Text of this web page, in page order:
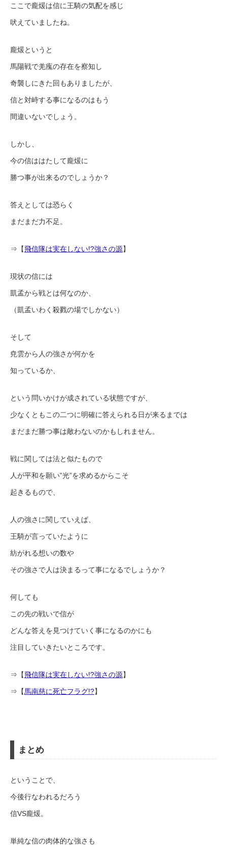
ここで龐煖は信に王騎の気配を感じ
吠えていましたね。
龐煖というと
馬陽戦で羌瘣の存在を察知し
奇襲しにきた回もありましたが、
信と対峙する事になるのはもう
間違いないでしょう。
しかし、
今の信ははたして龐煖に
勝つ事が出来るのでしょうか？
答えとしては恐らく
まだまだ力不足。
⇒【飛信隊は実在しない!?強さの源】
現状の信には
凱孟から戦とは何なのか、
（凱孟いわく殺戮の場でしかない）
そして
尭雲から人の強さが何かを
知っているか、
という問いかけが成されている状態ですが、
少なくともこの二つに明確に答えられる日が来るまでは
まだまだ勝つ事は敵わないのかもしれません。
戦に関しては法と似たもので
人が平和を願い”光”を求めるからこそ
起きるもので、
人の強さに関していえば、
王騎が言っていたように
紡がれる想いの数や
その強さで人は決まるって事になるでしょうか？
何しても
この先の戦いで信が
どんな答えを見つけていく事になるのかにも
注目していきたいところです。
⇒【飛信隊は実在しない!?強さの源】
⇒【馬南慈に死亡フラグ!?】
まとめ
ということで、
今後行なわれるだろう
信VS龐煖。
単純な信の肉体的な強さも